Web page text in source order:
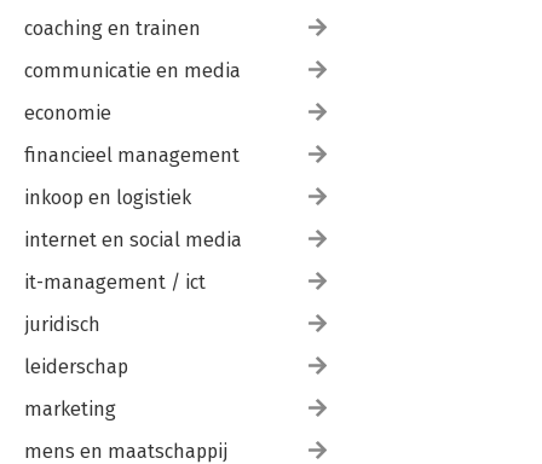
coaching en trainen
communicatie en media
economie
financieel management
inkoop en logistiek
internet en social media
it-management / ict
juridisch
leiderschap
marketing
mens en maatschappij